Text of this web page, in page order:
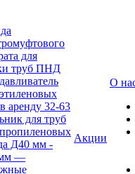
для
труб ПНД
аренду 32-63
для труб
Д40 мм -
—
Акции
О